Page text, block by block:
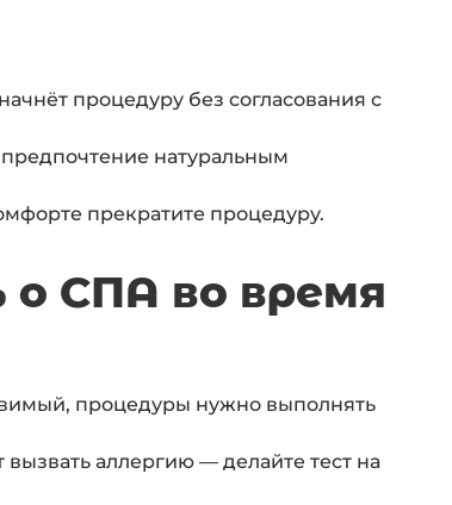
процедуру без согласования с
натуральным
прекратите процедуру.
СПА во время
процедуры нужно выполнять
аллергию — делайте тест на